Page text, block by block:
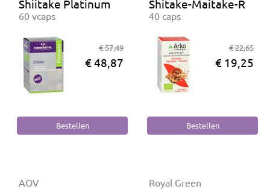
Shiitake Platinum
60 vcaps
€ 57,49
€ 48,87
Shitake-Maitake-
40 caps
€ 22,65
€ 19,25
AOV Royal Green